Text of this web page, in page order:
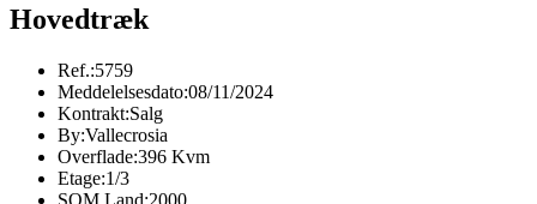
Hovedtræk
Ref.:5759
Meddelelsesdato:08/11/2024
Kontrakt:Salg
By:Vallecrosia
Overflade:396 Kvm
Etage:1/3
SQM Land:2000